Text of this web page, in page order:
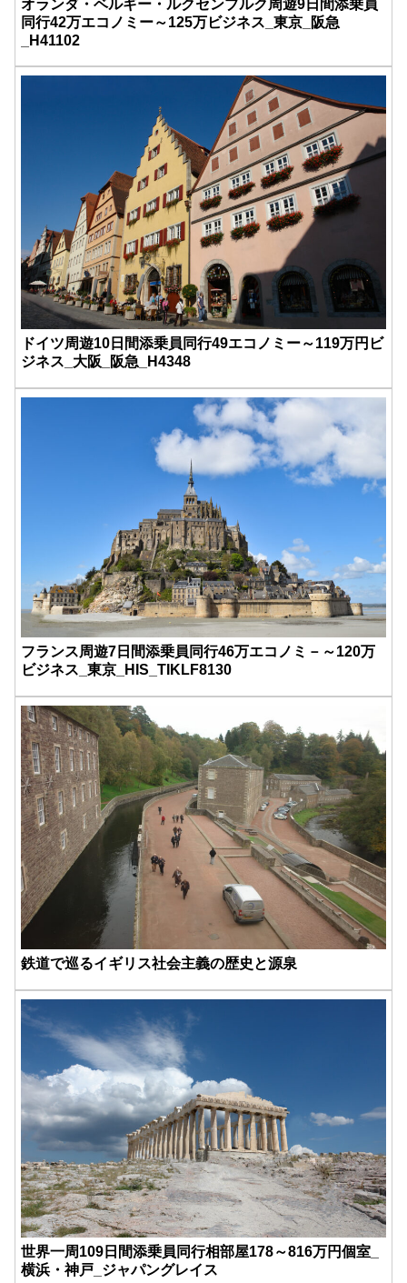
オランダ・ベルギー・ルクセンブルク周遊9日間添乗員
同行42万エコノミー～125万ビジネス_東京_阪急
_H41102
ドイツ周遊10日間添乗員同行49エコノミー～119万円ビ
ジネス_大阪_阪急_H4348
フランス周遊7日間添乗員同行46万エコノミ－～120万
ビジネス_東京_HIS_TIKLF8130
鉄道で巡るイギリス社会主義の歴史と源泉
世界一周109日間添乗員同行相部屋178～816万円個室_
横浜・神戸_ジャパングレイス